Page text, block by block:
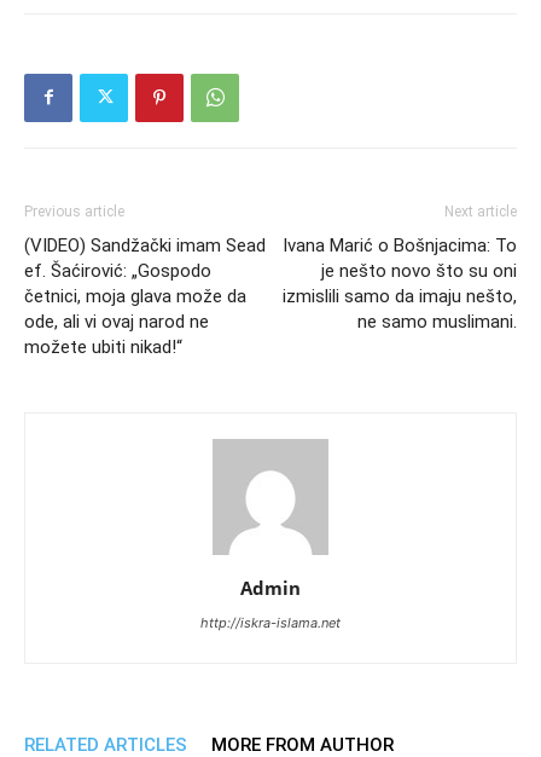
Previous article
(VIDEO) Sandžački imam Sead
ef. Šaćirović: „Gospodo
četnici, moja glava može da
ode, ali vi ovaj narod ne
možete ubiti nikad!“
Next article
Ivana Marić o Bošnjacima: To
je nešto novo što su oni
izmislili samo da imaju nešto,
ne samo muslimani.
Admin
http://iskra-islama.net
RELATED ARTICLES MORE FROM AUTHOR